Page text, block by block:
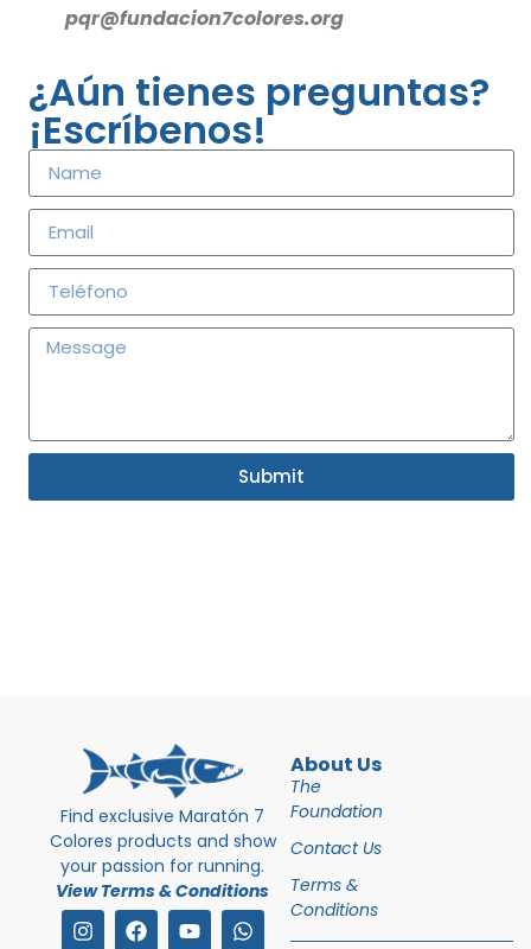
pqr@fundacion7colores.org
¿Aún tienes preguntas?
¡Escríbenos!
Submit
Find exclusive Maratón 7
Colores products and show
your passion for running.
View Terms & Conditions
About Us
The
Foundation
Contact Us
Terms &
Conditions